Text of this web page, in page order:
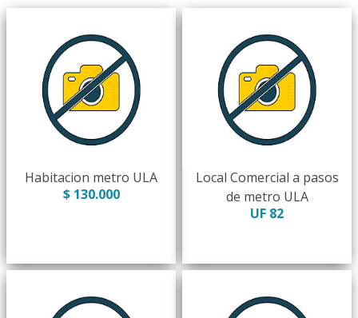
Habitacion metro ULA
$ 130.000
Local Comercial a pasos
de metro ULA
UF 82